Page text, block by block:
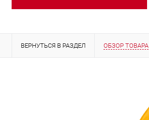
ВЕРНУТЬСЯ В РАЗДЕЛ ОБЗОР ТОВАРА